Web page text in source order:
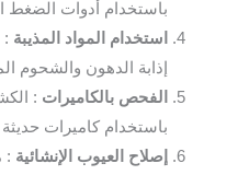
باستخدام أدوات الضغط المائي
استخدام المواد المذيبة :
إذابة الدهون والشحوم
الفحص بالكاميرات: الكشف عن
باستخدام كاميرات حديثة
إصلاح العيوب الإنشائية: